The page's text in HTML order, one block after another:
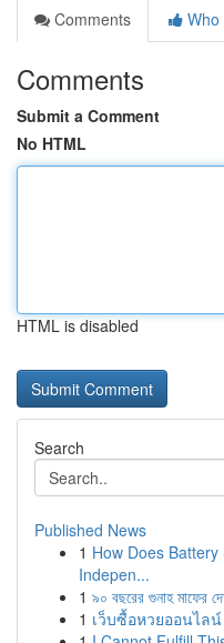
Comments
Who
Comments
Submit a Comment
No HTML
HTML is disabled
Search
Published News
1 How Does
Indepen...
1 ৯০ বছরের গুনাহ মাফের
1 เว็บซื้อหวยออนไล